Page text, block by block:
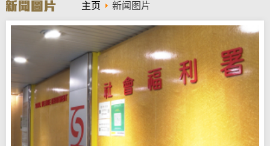
r
c
主页 新闻图片